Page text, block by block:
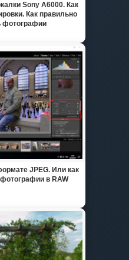
Sony A6000. Как
Как правильно
фотографии
JPEG. Или как
в RAW